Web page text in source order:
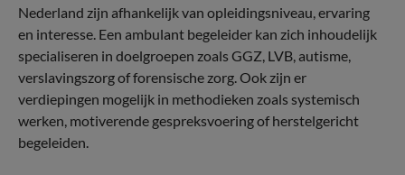
Nederland zijn afhankelijk van opleidingsniveau, ervaring
en interesse. Een ambulant begeleider kan zich inhoudelijk
specialiseren in doelgroepen zoals GGZ, LVB, autisme,
verslavingszorg of forensische zorg. Ook zijn er
verdiepingen mogelijk in methodieken zoals systemisch
werken, motiverende gespreksvoering of herstelgericht
begeleiden.